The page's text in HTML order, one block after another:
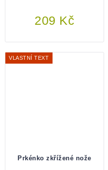
209 Kč
Do košíku
VLASTNÍ TEXT
Prkénko zkřížené nože